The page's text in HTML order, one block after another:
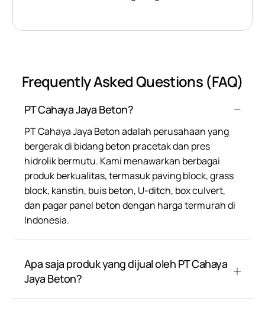
Frequently Asked Questions (FAQ)
PT Cahaya Jaya Beton?
PT Cahaya Jaya Beton adalah perusahaan yang
bergerak di bidang beton pracetak dan pres
hidrolik bermutu. Kami menawarkan berbagai
produk berkualitas, termasuk paving block, grass
block, kanstin, buis beton, U-ditch, box culvert,
dan pagar panel beton dengan harga termurah di
Indonesia.
Apa saja produk yang dijual oleh PT Cahaya
Jaya Beton?